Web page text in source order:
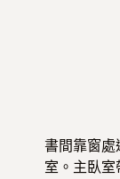
書間靠窗處
室。主臥室